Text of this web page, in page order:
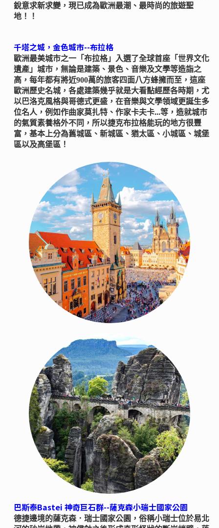
銳意求新求變，現已成為歐洲最潮、最時尚的旅遊聖
地！！
千塔之城，金色城市--布拉格
歐洲最美城市之一「布拉格」入選了全球首座「世界文化
遺產」城市，無論是建築、景色、音樂及文學等造詣之
高，每年都有將近900萬的旅客四面八方蜂擁而至，這座
歐洲歷史名城，各處建築幾乎就是大看點經歷各時期，尤
以巴洛克風格與哥德式更盛，在音樂與文學領域更誕生多
位名人，例如作曲家莫扎特、作家卡夫卡...等，造就城市
的氣質素養格外不同，所以捷克布拉格能玩的地方很豐
富，基本上分為舊城區、新城區、猶太區、小城區、城堡
區以及高堡區！
巴斯泰Bastei 神奇巨石群--薩克森小瑞士國家公園
德捷邊境的薩克森．瑞士國家公園，俗稱小瑞士位於易北